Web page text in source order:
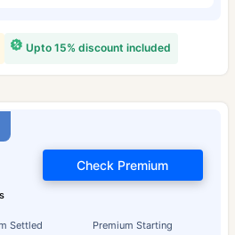
Upto 15% discount included
Settled Premium Starting
Check Premium